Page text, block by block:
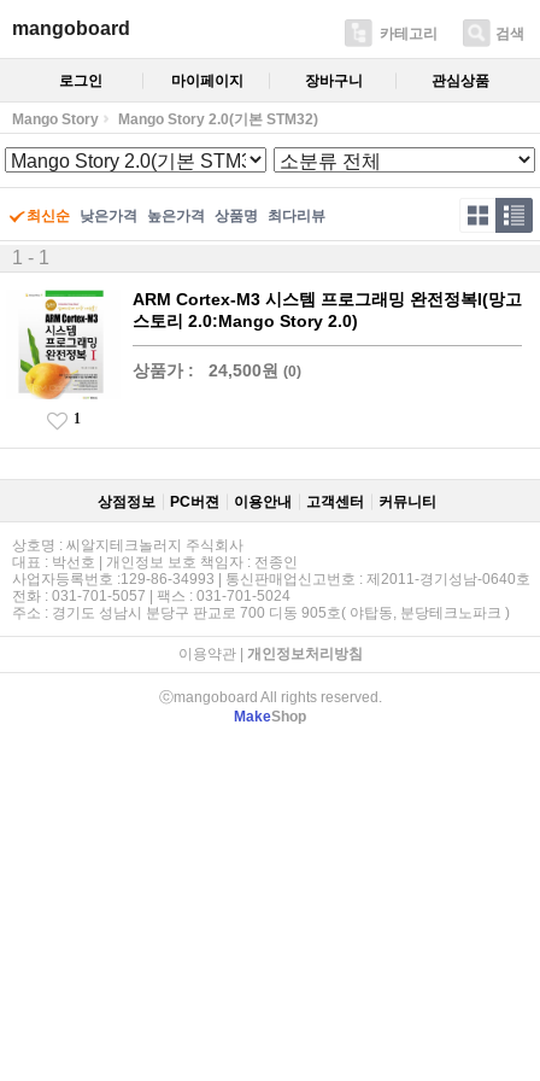
mangoboard 카테고리 검색
로그인 마이페이지 장바구니 관심상품
Mango Story Mango Story 2.0(기본 STM32)
최신순 낮은가격 높은가격 상품명 최다리뷰
1 - 1
ARM Cortex-M3 시스템 프로그래밍 완전정복I(망고
스토리 2.0:Mango Story 2.0)
상품가 : 24,500원 (0)
1
상점정보 PC버젼 이용안내 고객센터 커뮤니티
상호명 : 씨알지테크놀러지 주식회사
대표 : 박선호 | 개인정보 보호 책임자 : 전종인
사업자등록번호 :129-86-34993 | 통신판매업신고번호 : 제2011-경기성남-0640호
전화 : 031-701-5057 | 팩스 : 031-701-5024
주소 : 경기도 성남시 분당구 판교로 700 디동 905호( 야탑동, 분당테크노파크 )
이용약관| 개인정보처리방침
ⓒmangoboard All rights reserved.
MakeShop